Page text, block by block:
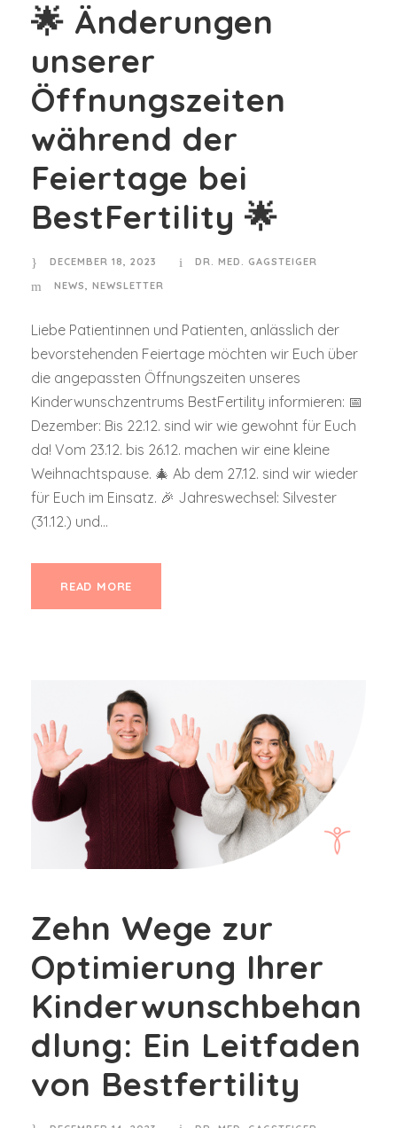
🌟 Änderungen
unserer
Öffnungszeiten
während der
Feiertage bei
BestFertility 🌟
DECEMBER 18, 2023
DR. MED. GAGSTEIGER
NEWS, NEWSLETTER
Liebe Patientinnen und Patienten, anlässlich der
bevorstehenden Feiertage möchten wir Euch über
die angepassten Öffnungszeiten unseres
Kinderwunschzentrums BestFertility informieren: 📅
Dezember: Bis 22.12. sind wir wie gewohnt für Euch
da! Vom 23.12. bis 26.12. machen wir eine kleine
Weihnachtspause. 🎄 Ab dem 27.12. sind wir wieder
für Euch im Einsatz. 🎉 Jahreswechsel: Silvester
(31.12.) und...
READ MORE
Zehn Wege zur
Optimierung Ihrer
Kinderwunschbehan
dlung: Ein Leitfaden
von Bestfertility